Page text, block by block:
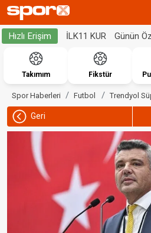
Hızlı Erişim İLK11 KUR Günün
Takımım Fikstür
Spor Haberleri Futbol Trendyol
Geri